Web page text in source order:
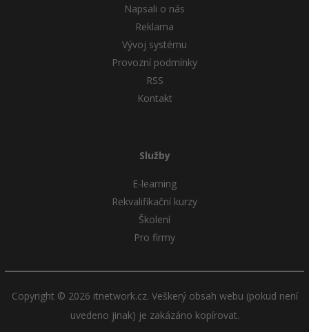
Napsali o nás
Reklama
Vývoj systému
Provozní podmínky
RSS
Kontakt
Služby
E-learning
Rekvalifikační kurzy
Školení
Pro firmy
Copyright © 2026 itnetwork.cz. Veškerý obsah webu (pokud není
uvedeno jinak) je zakázáno kopírovat.